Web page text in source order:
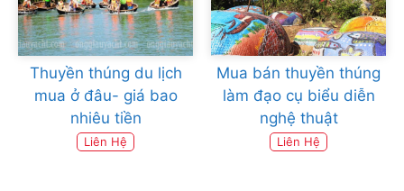
Thuyền thúng du lịch
mua ở đâu- giá bao
nhiêu tiền
Liên Hệ
Mua bán thuyền thúng
làm đạo cụ biểu diễn
nghệ thuật
Liên Hệ